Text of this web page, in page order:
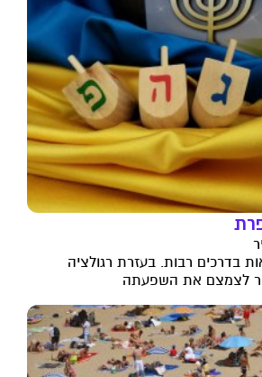
בדרכים רבות. בעזרת רגולציה
לצמצם את השפעתה